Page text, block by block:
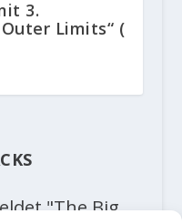
3.
Limits“ (
"The Big